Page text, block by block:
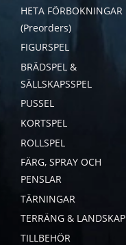
HETA FÖRBOKNINGAR
(Preorders)
FIGURSPEL
BRÄDSPEL &
SÄLLSKAPSSPEL
PUSSEL
KORTSPEL
ROLLSPEL
FÄRG, SPRAY OCH
PENSLAR
TÄRNINGAR
TERRÄNG & LANDSKAP
TILLBEHÖR